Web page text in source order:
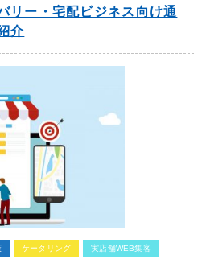
リー・宅配ビジネス向け通
介
ケータリング 実店舗WEB集客